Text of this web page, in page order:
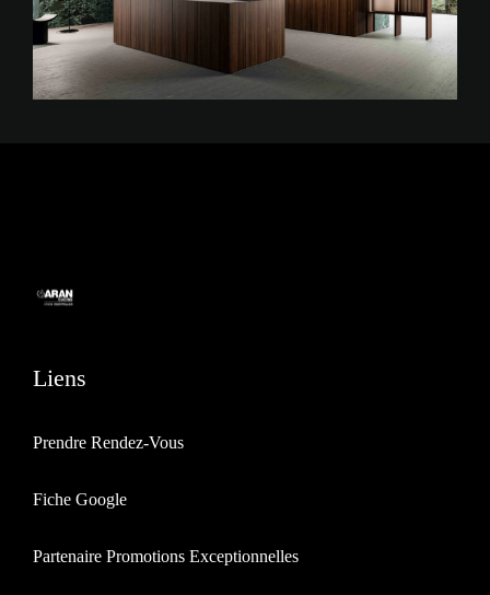
Liens
Prendre Rendez-Vous
Fiche Google
Partenaire Promotions Exceptionnelles